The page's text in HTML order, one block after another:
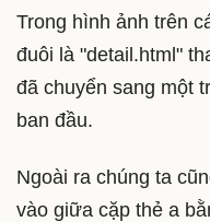
Trong hình ảnh trên
đuôi là "detail.html"
đã chuyển sang một
ban đầu.
Ngoài ra chúng ta
vào giữa cặp thẻ a